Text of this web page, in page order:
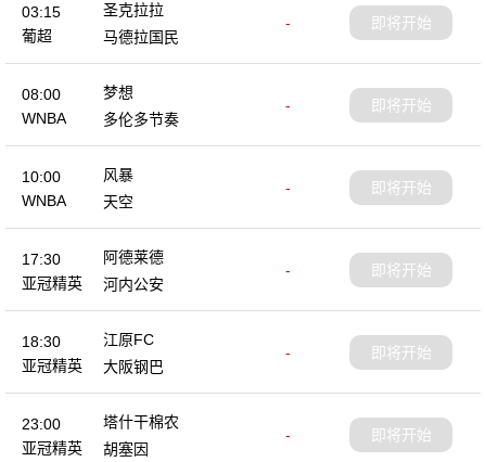
03:15
葡超
圣克拉拉
-
马德拉国民
即将开始
08:00
WNBA
梦想
-
多伦多节奏
即将开始
10:00
WNBA
风暴
-
天空
即将开始
17:30
亚冠精英
阿德莱德
-
河内公安
即将开始
18:30
亚冠精英
江原FC
-
大阪钢巴
即将开始
23:00
亚冠精英
塔什干棉农
-
胡塞因
即将开始